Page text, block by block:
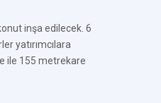
inşa edilecek. 6
yatırımcılara
ile 155 metrekare